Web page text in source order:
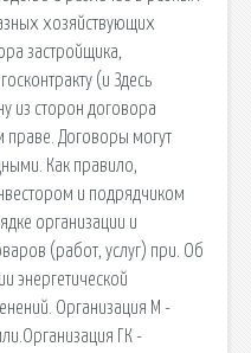
хозяйствующих
застройщика,
(и Здесь
из сторон договора
праве. Договоры могут
Как правило,
и подрядчиком
организации и
(работ, услуг) при. Об
энергетической
Организация М -
ГК -